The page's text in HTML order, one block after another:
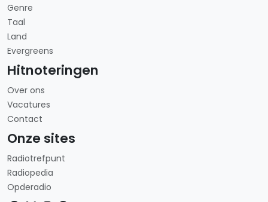
Genre
Taal
Land
Evergreens
Hitnoteringen
Over ons
Vacatures
Contact
Onze sites
Radiotrefpunt
Radiopedia
Opderadio